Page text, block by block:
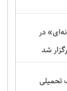
در
شد
تحمیلی